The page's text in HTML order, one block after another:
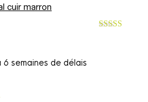
cuir marron
semaines de délais